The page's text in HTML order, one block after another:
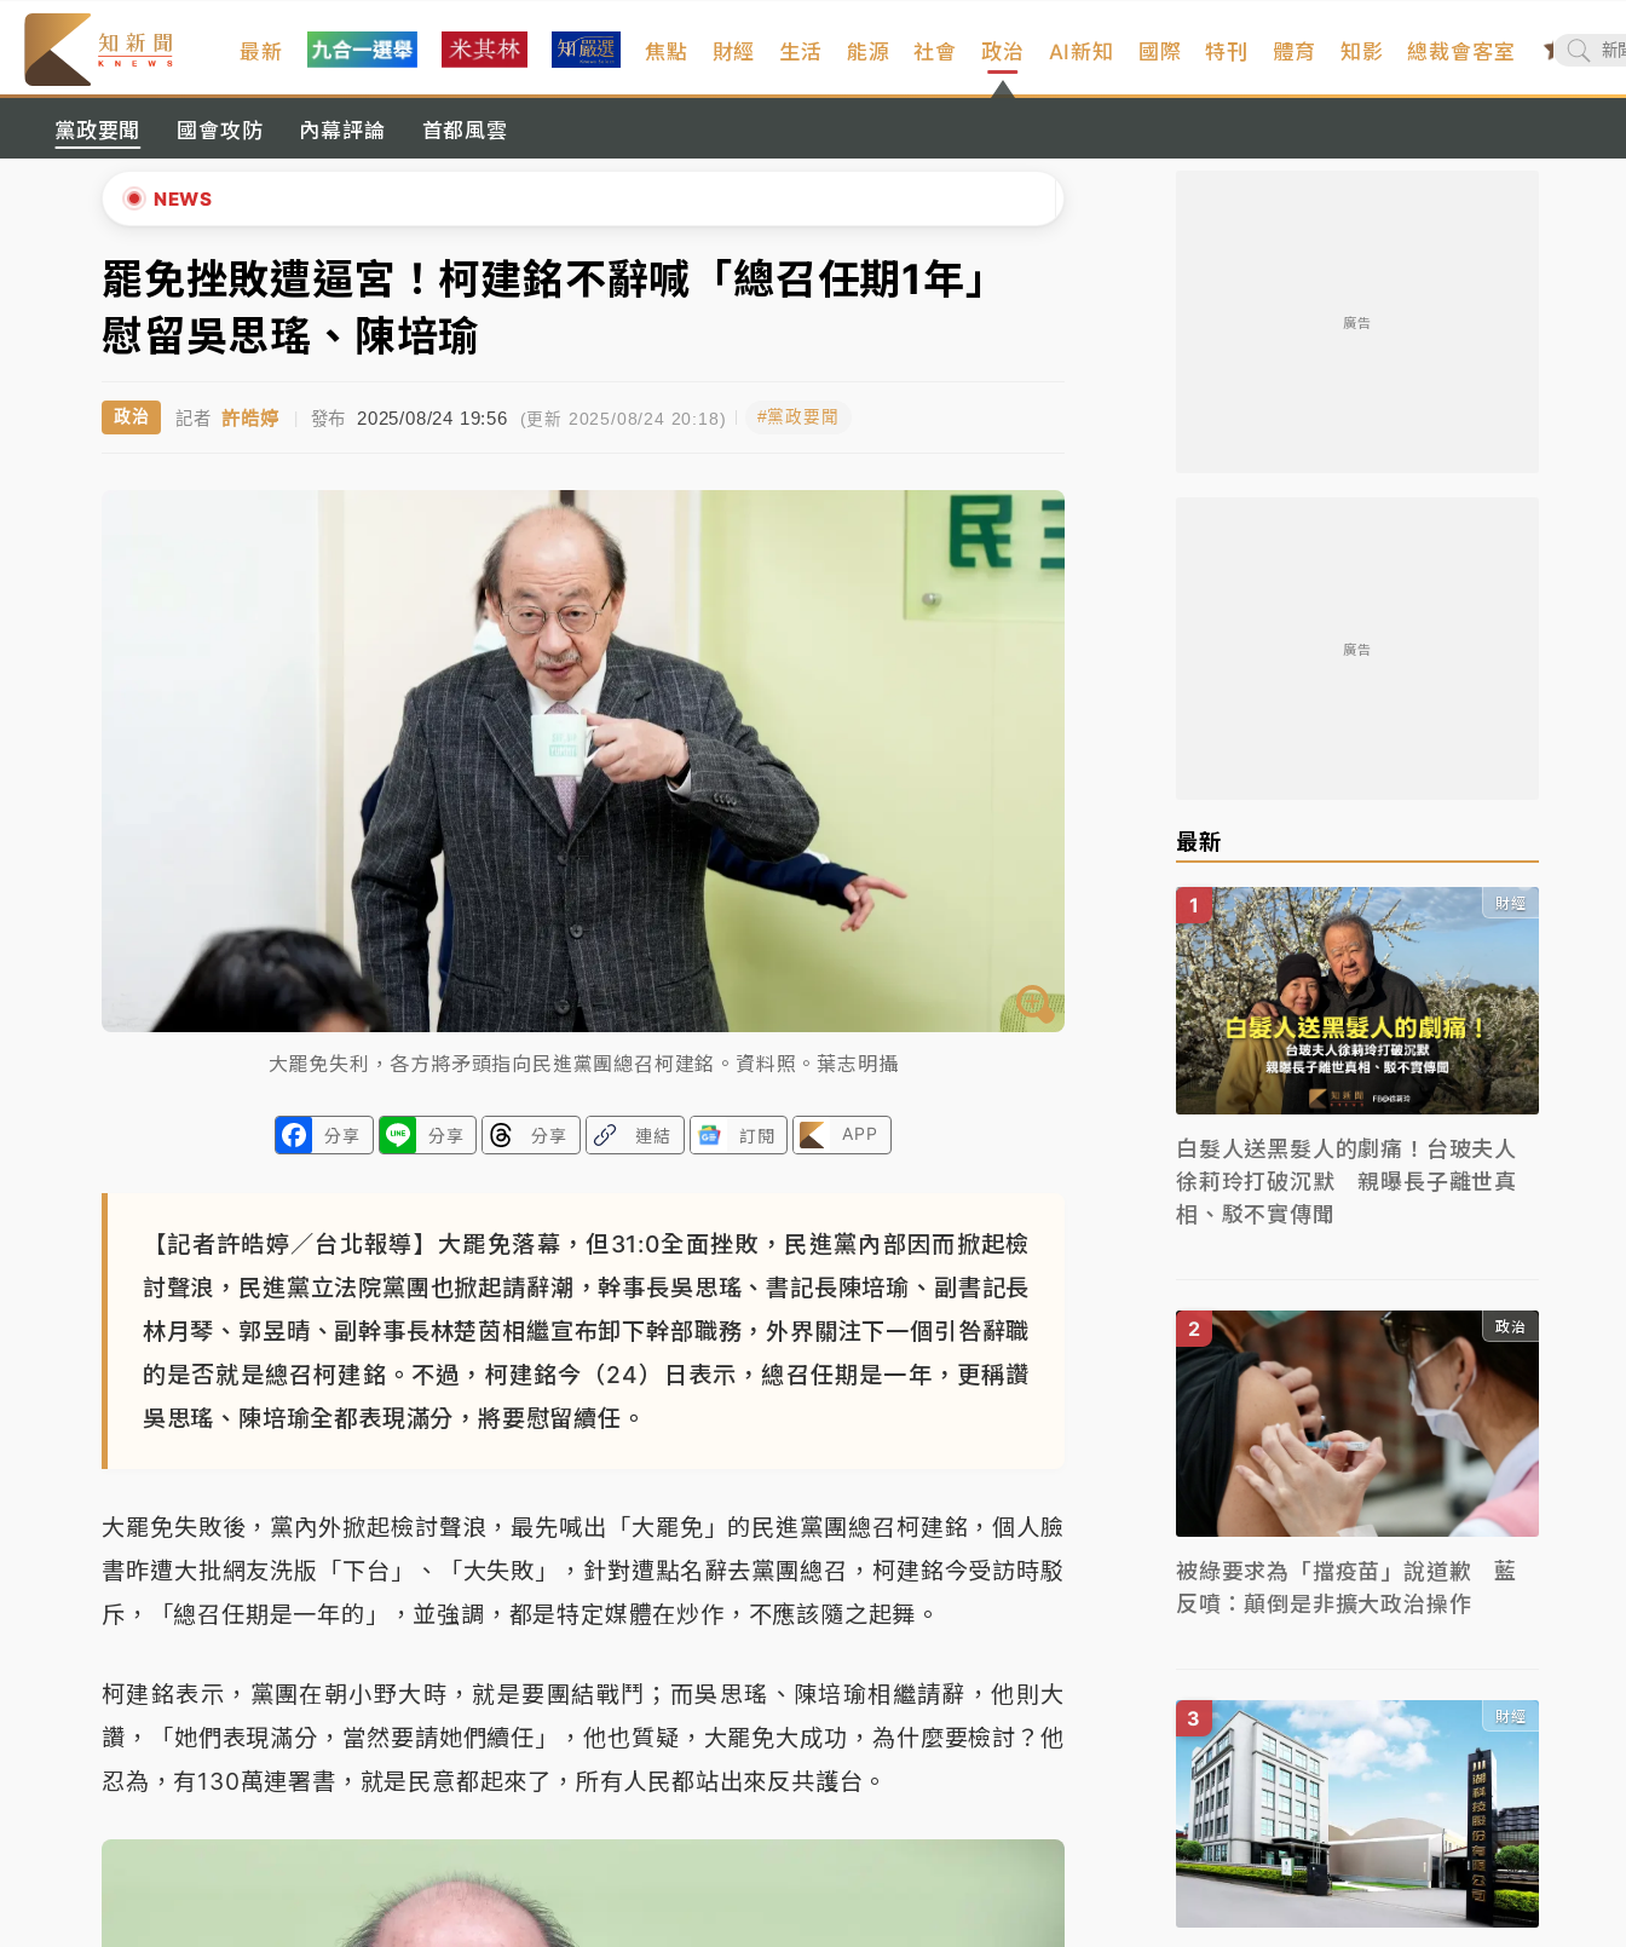
最新 焦點 財經 生活 能源 社會 政治
黨政要聞 國會攻防 內幕評論 首都風雲
AI新知 國際 特刊 體育 知影 總裁會客室
NEWS
暑假過三周才推「E宿新北打卡趣」！抽獎程序複雜 觀旅局回應了
中信慈善基金會想增加董事人數！辜仲諒向法院聲請遭駁 理由曝光
故宮《龍藏經》特展第2檔！今線上預約開賣一度塞車 周六起展出延長至晚上7時
台東農業處長涉圖利渡假村！東檢抗告成功 今重開羈押庭
女律師陳昱瑄詐慈濟10億！黃金158kg遭查扣畫面曝光
中信慈善基金會想增加董事人數！辜仲諒向法院聲請遭駁 理由曝光
故宮《龍藏經》特展第2檔！今線上預約開賣一度塞車 周六起展出延長至晚上7時
台東農業處長涉圖利渡假村！東檢抗告成功 今重開羈押庭
父親節泡湯了！中颱白海豚雨彈轟3天 「紅到發紫」降雨熱區曝
▲
▼
罷免挫敗遭逼宮！柯建銘不辭喊「總召任期1年」
慰留吳思瑤、陳培瑜
政治 記者 許皓婷 | 發布 2025/08/24 19:56 (更新 2025/08/24 20:18) #黨政要聞
大罷免失利，各方將矛頭指向民進黨團總召柯建銘。資料照。葉志明攝
分享 分享 分享 連結 訂閱 APP
【記者許皓婷／台北報導】大罷免落幕，但31:0全面挫敗，民進黨內部因而掀起檢
討聲浪，民進黨立法院黨團也掀起請辭潮，幹事長吳思瑤、書記長陳培瑜、副書記長
林月琴、郭昱晴、副幹事長林楚茵相繼宣布卸下幹部職務，外界關注下一個引咎辭職
的是否就是總召柯建銘。不過，柯建銘今（24）日表示，總召任期是一年，更稱讚
吳思瑤、陳培瑜全都表現滿分，將要慰留續任。
大罷免失敗後，黨內外掀起檢討聲浪，最先喊出「大罷免」的民進黨團總召柯建銘，個人臉
書昨遭大批網友洗版「下台」、「大失敗」，針對遭點名辭去黨團總召，柯建銘今受訪時駁
斥，「總召任期是一年的」，並強調，都是特定媒體在炒作，不應該隨之起舞。
柯建銘表示，黨團在朝小野大時，就是要團結戰鬥；而吳思瑤、陳培瑜相繼請辭，他則大
讚，「她們表現滿分，當然要請她們續任」，他也質疑，大罷免大成功，為什麼要檢討？他
忍為，有130萬連署書，就是民意都起來了，所有人民都站出來反共護台。
廣告
廣告
最新
財經
白髮人送黑髮人的劇痛！台玻夫人
徐莉玲打破沉默 親曝長子離世真
相、駁不實傳聞
政治
被綠要求為「擋疫苗」說道歉 藍
反噴：顛倒是非擴大政治操作
財經